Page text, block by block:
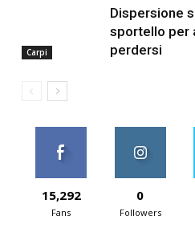
Carpi
Dispersione
sportello per
perdersi
15,292
Fans
0
Followers